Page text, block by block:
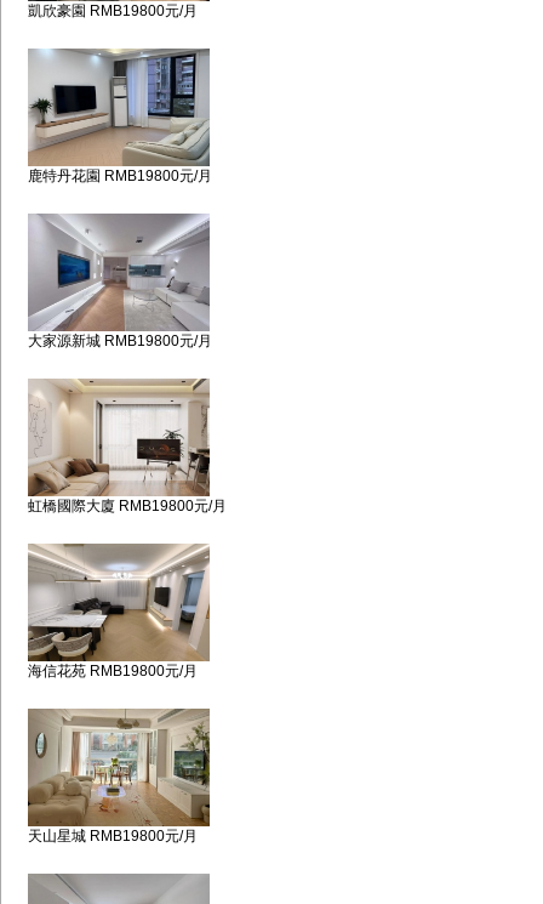
凱欣豪園 RMB19800元/月
鹿特丹花園 RMB19800元/月
大家源新城 RMB19800元/月
虹橋國際大廈 RMB19800元/月
海信花苑 RMB19800元/月
天山星城 RMB19800元/月